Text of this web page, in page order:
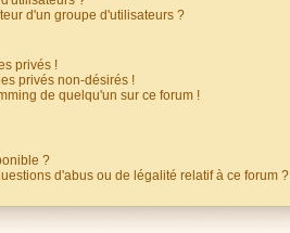
d'un groupe d'utilisateurs ?
privés !
privés non-désirés !
de quelqu'un sur ce forum !
?
d'abus ou de légalité relatif à ce forum ?